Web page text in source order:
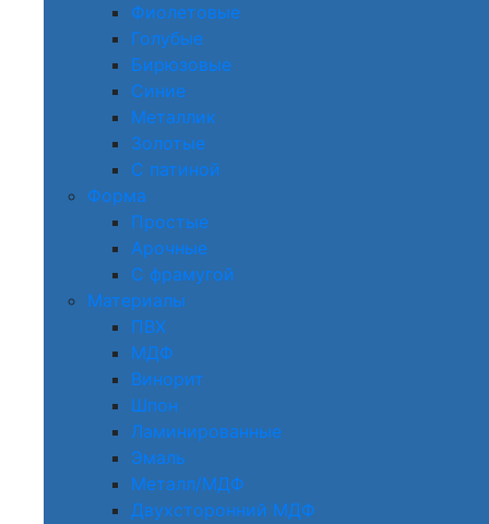
Фиолетовые
Голубые
Бирюзовые
Синие
Металлик
Золотые
С патиной
Форма
Простые
Арочные
С фрамугой
Материалы
ПВХ
МДФ
Винорит
Шпон
Ламинированные
Эмаль
Металл/МДФ
Двухсторонний МДФ